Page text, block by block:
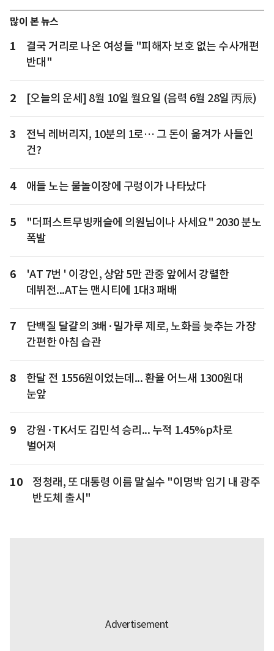
많이 본 뉴스
1
결국 거리로 나온 여성들 "피해자 보호 없는 수사개편
반대"
2 [오늘의 운세] 8월 10일 월요일 (음력 6월 28일 丙辰)
3
전닉 레버리지, 10분의 1로… 그 돈이 옮겨가 사들인
건?
4 애들 노는 물놀이장에 구렁이가 나타났다
5
"더퍼스트무빙캐슬에 의원님이나 사세요" 2030 분노
폭발
6
'AT 7번 ' 이강인, 상암 5만 관중 앞에서 강렬한
데뷔전...AT는 맨시티에 1대3 패배
7
단백질 달걀의 3배·밀가루 제로, 노화를 늦추는 가장
간편한 아침 습관
8
한달 전 1556원이었는데... 환율 어느새 1300원대
눈앞
9
강원·TK서도 김민석 승리... 누적 1.45%p차로
벌어져
10
정청래, 또 대통령 이름 말실수 "이명박 임기 내 광주
반도체 출시"